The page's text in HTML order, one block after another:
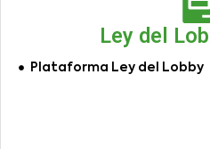
Ley del
Plataforma Ley del Lobby